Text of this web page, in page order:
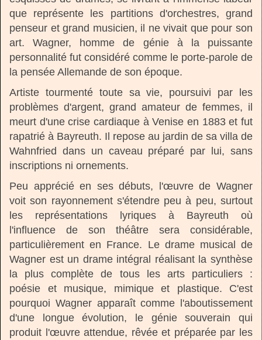
que représente les partitions d'orchestres, grand
penseur et grand musicien, il ne vivait que pour son
art. Wagner, homme de génie à la puissante
personnalité fut considéré comme le porte-parole de
la pensée Allemande de son époque.
Artiste tourmenté toute sa vie, poursuivi par les
problèmes d'argent, grand amateur de femmes, il
meurt d'une crise cardiaque à Venise en 1883 et fut
rapatrié à Bayreuth. Il repose au jardin de sa villa de
Wahnfried dans un caveau préparé par lui, sans
inscriptions ni ornements.
Peu apprécié en ses débuts, l'œuvre de Wagner
voit son rayonnement s'étendre peu à peu, surtout
les représentations lyriques à Bayreuth où
l'influence de son théâtre sera considérable,
particulièrement en France. Le drame musical de
Wagner est un drame intégral réalisant la synthèse
la plus complète de tous les arts particuliers :
poésie et musique, mimique et plastique. C'est
pourquoi Wagner apparaît comme l'aboutissement
d'une longue évolution, le génie souverain qui
produit l'œuvre attendue, rêvée et préparée par les